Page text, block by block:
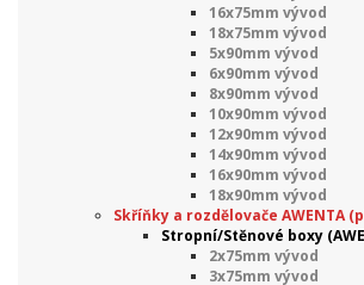
16x75mm vývod
18x75mm vývod
5x90mm vývod
6x90mm vývod
8x90mm vývod
10x90mm vývod
12x90mm vývod
14x90mm vývod
16x90mm vývod
18x90mm vývod
Skříňky a rozdělovače AWENTA
Stropní/Stěnové boxy
2x75mm vývod
3x75mm vývod